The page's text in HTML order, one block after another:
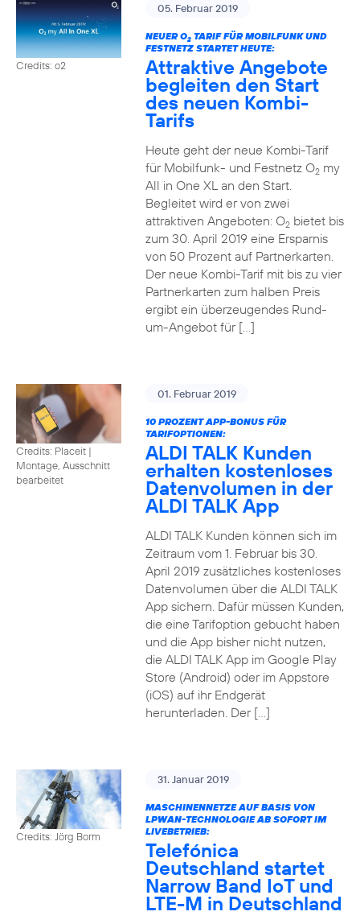
Credits: o2
05. Februar 2019
NEUER O2TARIF FÜR MOBILFUNK UND
FESTNETZ STARTET HEUTE:
Attraktive Angebote
begleiten den Start
des neuen Kombi-
Tarifs
Heute geht der neue Kombi-Tarif
für Mobilfunk- und Festnetz O2my
All in One XL an den Start.
Begleitet wird er von zwei
attraktiven Angeboten: O2bietet bis
zum 30. April 2019 eine Ersparnis
von 50 Prozent auf Partnerkarten.
Der neue Kombi-Tarif mit bis zu vier
Partnerkarten zum halben Preis
ergibt ein überzeugendes Rund-
um-Angebot für […]
Credits: Placeit |
Montage, Ausschnitt
bearbeitet
01. Februar 2019
10 PROZENT APP-BONUS FÜR
TARIFOPTIONEN:
ALDI TALK Kunden
erhalten kostenloses
Datenvolumen in der
ALDI TALK App
ALDI TALK Kunden können sich im
Zeitraum vom 1. Februar bis 30.
April 2019 zusätzliches kostenloses
Datenvolumen über die ALDI TALK
App sichern. Dafür müssen Kunden,
die eine Tarifoption gebucht haben
und die App bisher nicht nutzen,
die ALDI TALK App im Google Play
Store (Android) oder im Appstore
(iOS) auf ihr Endgerät
herunterladen. Der […]
Credits: Jörg Borm
31. Januar 2019
MASCHINENNETZE AUF BASIS VON
LPWAN-TECHNOLOGIE AB SOFORT IM
LIVEBETRIEB:
Telefónica
Deutschland startet
Narrow Band IoT und
LTE-M in Deutschland